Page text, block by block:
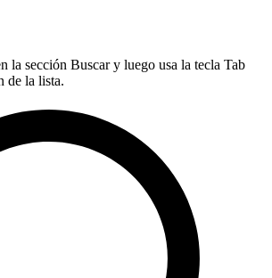
la sección Buscar y luego usa la tecla Tab
de la lista.